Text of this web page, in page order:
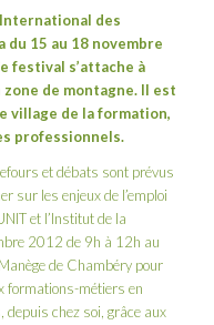
des
15 au 18 novembre
festival s’attache à
de montagne. Il est
village de la formation,
professionnels.
et débats sont prévus
sur les enjeux de l’emploi
et l’Institut de la
2012 de 9h à 12h au
de Chambéry pour
formations-métiers en
chez soi, grâce aux